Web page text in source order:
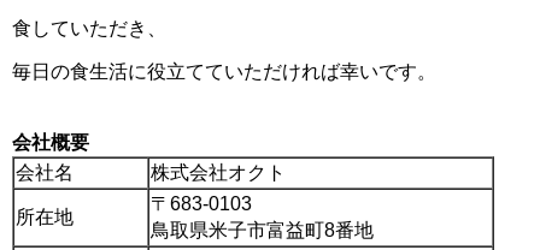
食していただき、
毎日の食生活に役立てていただければ幸いです。
会社概要
会社名
株式会社オクト
所在地
〒683-0103
鳥取県米子市富益町8番地